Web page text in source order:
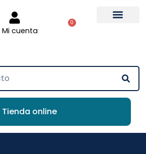
Mi cuenta
0
Tienda online